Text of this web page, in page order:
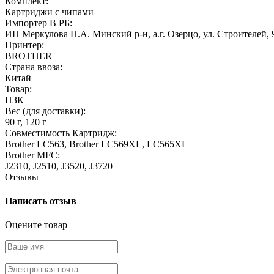
Картриджи с чипами
Импортер В РБ:
ИП Меркулова Н.А. Минский р-н, а.г. Озерцо, ул. Строителей,
Принтер:
BROTHER
Страна ввоза:
Китай
Товар:
ПЗК
Вес (для доставки):
90 г, 120 г
Совместимость Картридж:
Brother LC563, Brother LC569XL, LC565XL
Brother MFC:
J2310, J2510, J3520, J3720
Отзывы
Написать отзыв
Оцените товар